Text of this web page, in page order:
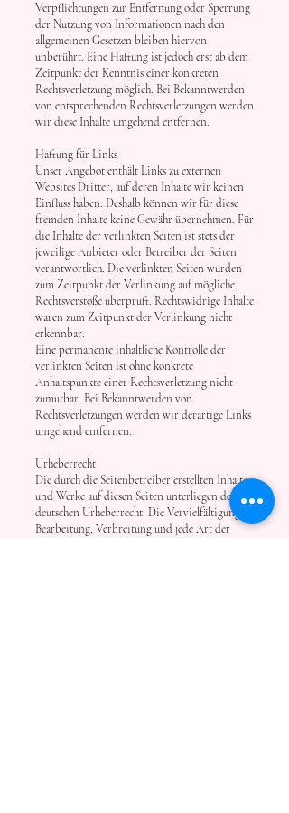
Verpflichtungen zur Entfernung oder Sperrung
der Nutzung von Informationen nach den
allgemeinen Gesetzen bleiben hiervon
unberührt. Eine Haftung ist jedoch erst ab dem
Zeitpunkt der Kenntnis einer konkreten
Rechtsverletzung möglich. Bei Bekanntwerden
von entsprechenden Rechtsverletzungen werden
wir diese Inhalte umgehend entfernen.
Haftung für Links
Unser Angebot enthält Links zu externen
Websites Dritter, auf deren Inhalte wir keinen
Einfluss haben. Deshalb können wir für diese
fremden Inhalte keine Gewähr übernehmen. Für
die Inhalte der verlinkten Seiten ist stets der
jeweilige Anbieter oder Betreiber der Seiten
verantwortlich. Die verlinkten Seiten wurden
zum Zeitpunkt der Verlinkung auf mögliche
Rechtsverstöße überprüft. Rechtswidrige Inhalte
waren zum Zeitpunkt der Verlinkung nicht
erkennbar.
Eine permanente inhaltliche Kontrolle der
verlinkten Seiten ist ohne konkrete
Anhaltspunkte einer Rechtsverletzung nicht
zumutbar. Bei Bekanntwerden von
Rechtsverletzungen werden wir derartige Links
umgehend entfernen.
Urheberrecht
Die durch die Seitenbetreiber erstellten Inhalte
und Werke auf diesen Seiten unterliegen dem
deutschen Urheberrecht. Die Vervielfältigung,
Bearbeitung, Verbreitung und jede Art der